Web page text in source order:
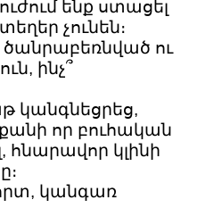
ենք ստացել
չունեն։
ծանրաբեռնված ու
ինչ՞
կանգնեցրեց,
որ բուհական
հնարավոր կլինի
կանգառ